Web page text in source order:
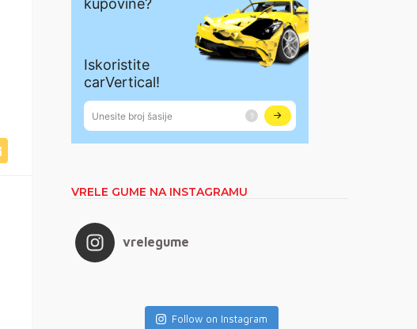
VRELE GUME NA INSTAGRAMU
vrelegume
Follow on Instagram